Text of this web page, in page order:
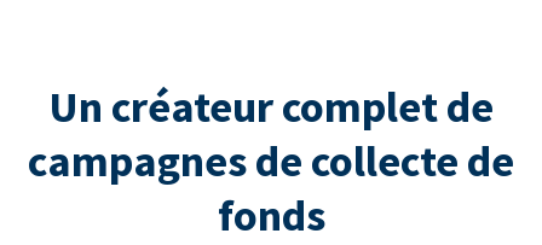
Un créateur complet de
campagnes de collecte de
fonds